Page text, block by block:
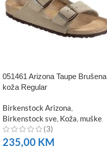
051461 Arizona Taupe Brušena
koža Regular
Birkenstock Arizona
Birkenstock sve Koža muške
(3)
235,00 KM